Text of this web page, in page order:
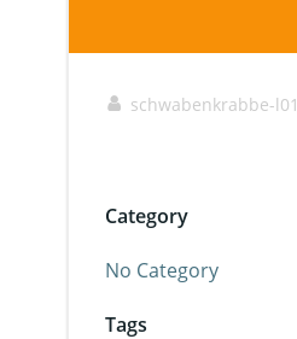
schwabenkrabbe-l01
Category
No Category
Tags